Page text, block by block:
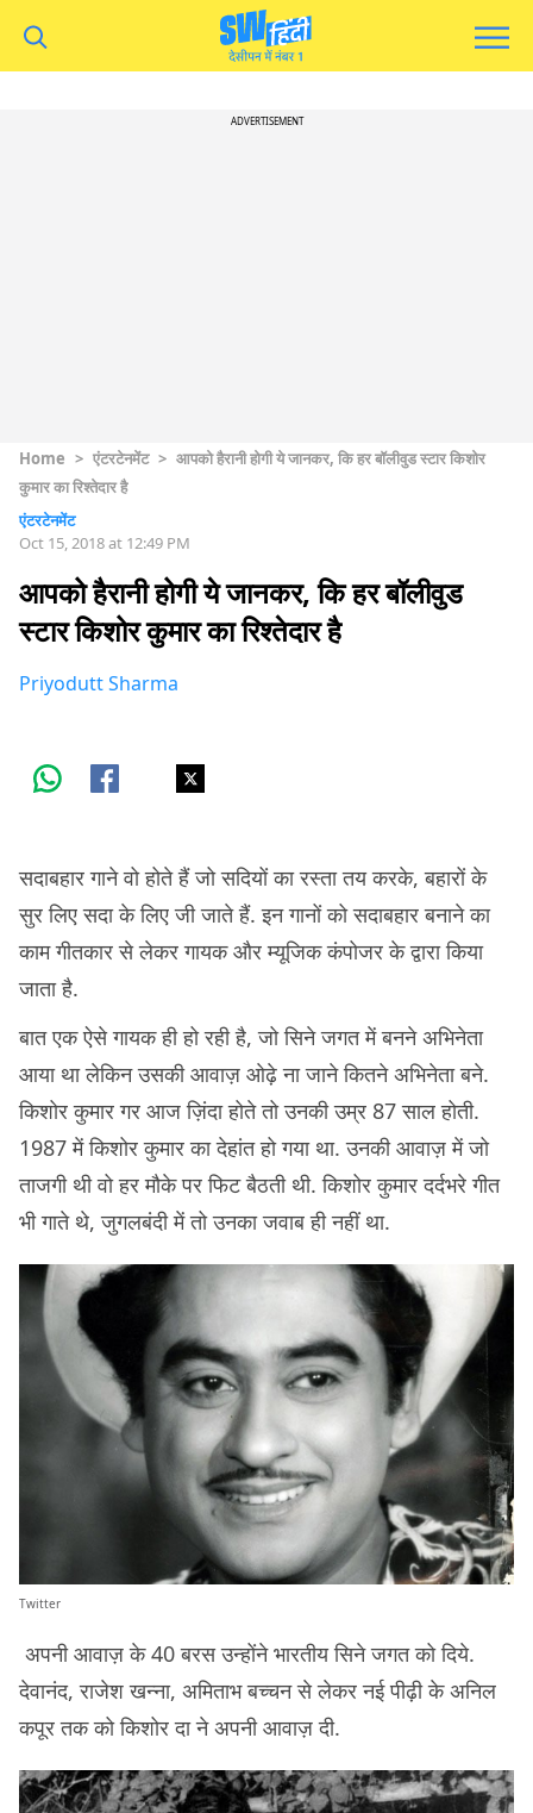
ADVERTISEMENT
Home > एंटरटेनमेंट > आपको हैरानी होगी ये जानकर, कि हर बॉलीवुड स्टार किशोर
कुमार का रिश्तेदार है
एंटरटेनमेंट
Oct 15, 2018 at 12:49 PM
आपको हैरानी होगी ये जानकर, कि हर बॉलीवुड
स्टार किशोर कुमार का रिश्तेदार है
Priyodutt Sharma
सदाबहार गाने वो होते हैं जो सदियों का रस्ता तय करके, बहारों के
सुर लिए सदा के लिए जी जाते हैं. इन गानों को सदाबहार बनाने का
काम गीतकार से लेकर गायक और म्यूजिक कंपोजर के द्वारा किया
जाता है.
बात एक ऐसे गायक ही हो रही है, जो सिने जगत में बनने अभिनेता
आया था लेकिन उसकी आवाज़ ओढ़े ना जाने कितने अभिनेता बने.
किशोर कुमार गर आज ज़िंदा होते तो उनकी उम्र 87 साल होती.
1987 में किशोर कुमार का देहांत हो गया था. उनकी आवाज़ में जो
ताजगी थी वो हर मौके पर फिट बैठती थी. किशोर कुमार दर्दभरे गीत
भी गाते थे, जुगलबंदी में तो उनका जवाब ही नहीं था.
Twitter
अपनी आवाज़ के 40 बरस उन्होंने भारतीय सिने जगत को दिये.
देवानंद, राजेश खन्ना, अमिताभ बच्चन से लेकर नई पीढ़ी के अनिल
कपूर तक को किशोर दा ने अपनी आवाज़ दी.